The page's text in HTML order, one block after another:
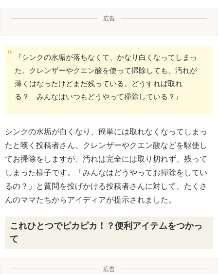
広告
『シンクの水垢が落ちなくて、かなり白くなってしまっ
た。クレンザーやクエン酸を使って掃除しても、汚れが
薄くはなったけどまだ残っている。どうすれば取れ
る？ みんなはいつもどうやって掃除している？』
シンクの水垢が白くなり、簡単には取れなくなってしまっ
たと嘆く投稿者さん。クレンザーやクエン酸などを駆使し
てお掃除をしますが、汚れは完全には取り切れず、残って
しまった様子です。「みんなはどうやってお掃除をしてい
るの？」と質問を投げかける投稿者さんに対して、たくさ
んのママたちからアイディアが提示されました。
これひとつでピカピカ！？便利アイテムをつかっ
て
広告